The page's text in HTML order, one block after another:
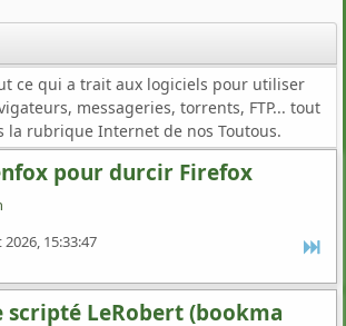
ce qui a trait aux logiciels pour utiliser
messageries, torrents, FTP... tout
la rubrique Internet de nos Toutous.
pour durcir Firefox
15:33:47
scripté LeRobert (bookma